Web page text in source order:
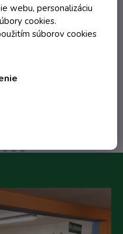
webu, personalizáciu
cookies.
súborov cookies
DPH